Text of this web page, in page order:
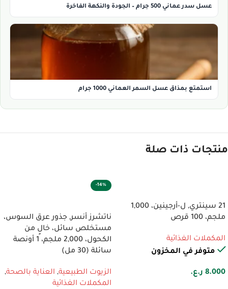
عسل سدر عماني 500 جرام – الجودة والنكهة الفاخرة
استمتع بمذاق عسل السمر العماني 1000 جرام
منتجات ذات صلة
21 سينتري‏, ل-أرجينين، 1,000
ملجم، 100 قرص
المكملات الغذائية
متوفر في المخزون
8.000 ر.ع.
-14%
ناتشرز أنسر‏, جذور عرق السوس،
مستخلص سائل، خالٍ من
الكحول، 2,000 ملجم، 1 أونصة
سائلة (30 مل)
الزيوت الطبيعية, العناية بالصحة,
المكملات الغذائية